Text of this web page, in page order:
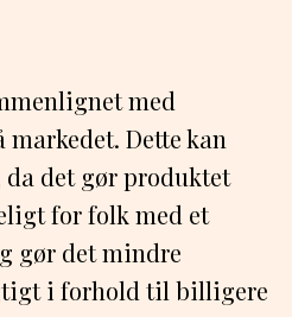
med
Dette kan
det gør produktet
for folk med et
gør det mindre
i forhold til billigere